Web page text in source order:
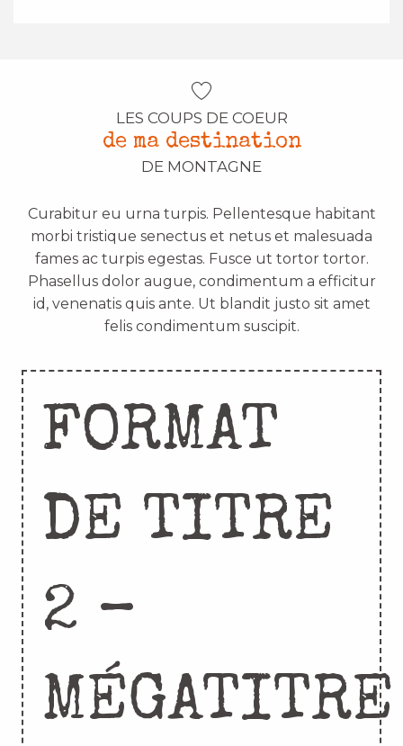
LES COUPS DE COEUR
de ma destination
DE MONTAGNE
Curabitur eu urna turpis. Pellentesque habitant
morbi tristique senectus et netus et malesuada
fames ac turpis egestas. Fusce ut tortor tortor.
Phasellus dolor augue, condimentum a efficitur
id, venenatis quis ante. Ut blandit justo sit amet
felis condimentum suscipit.
FORMAT
DE TITRE
2 –
MÉGATITRE